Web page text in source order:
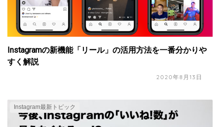
Instagramの新機能「リール」の活用方法を一番分かりや
すく解説
2020年8月13日
Instagram最新トピック